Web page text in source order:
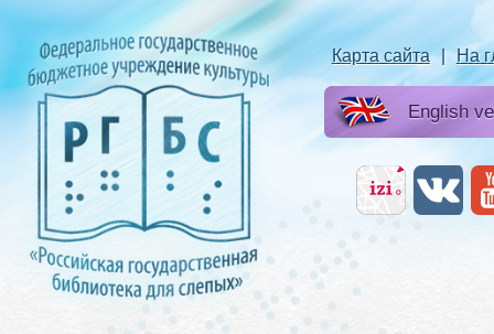
Карта сайта | На
English